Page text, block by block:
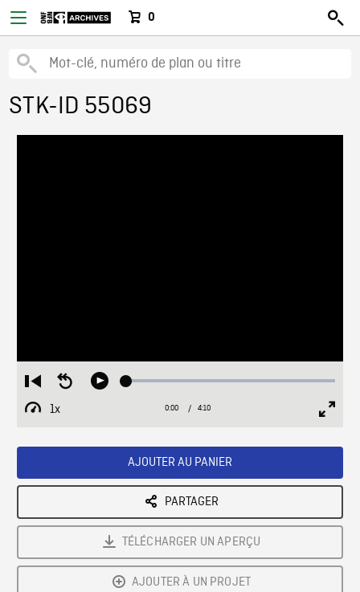
0
STK-ID 55069
Restart
from
beginning
Seek
Play Loaded:
1x
Playback
Current
0:00 / Duration
4:10
AJOUTER AU PANIER
PARTAGER
TÉLÉCHARGER UN APERÇU
AJOUTER À UN PROJET